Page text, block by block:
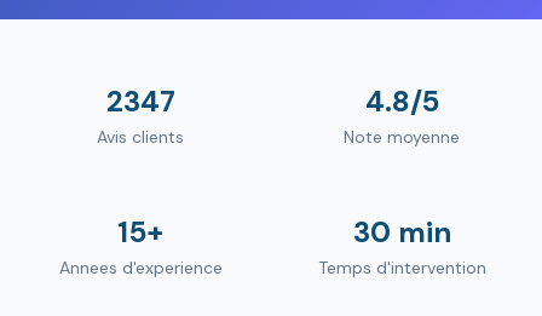
2347
Avis clients
4.8/5
Note moyenne
15+
Annees d'experience
30 min
Temps d'intervention